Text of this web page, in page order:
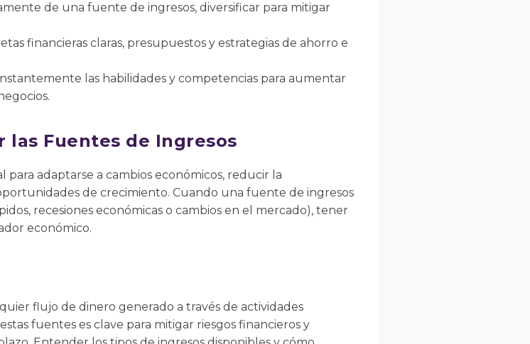
de una fuente de ingresos, diversificar para mitigar
financieras claras, presupuestos y estrategias de ahorro e
las habilidades y competencias para aumentar
Fuentes de Ingresos
para adaptarse a cambios económicos, reducir la
de crecimiento. Cuando una fuente de ingresos
recesiones económicas o cambios en el mercado), tener
económico.
flujo de dinero generado a través de actividades
fuentes es clave para mitigar riesgos financieros y